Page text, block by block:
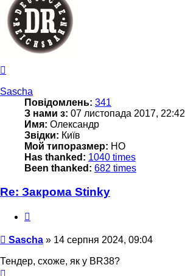
Sascha
Повідомлень: 341
З нами з: 07 листопада 2017, 22:42
Имя: Олександр
Звідки: Київ
Мой типоразмер: НО
Has thanked: 1040 times
Been thanked: 682 times
Re: Закрома Stinky
Повідомлення
Sascha » 14 серпня 2024, 09:04
Тендер, схоже, як у BR38?